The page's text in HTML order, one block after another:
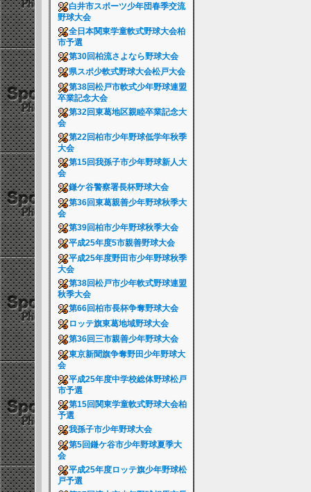
白井市スポーツ少年団春季交流
野球大会
全日本関東学童軟式野球大会柏
市予選
第30回柏流さよなら野球大会
県スポ少軟式野球大会松戸大会
第38回松戸市軟式少年野球連盟
卒業記念大会
第32回東葛地区親睦卒業記念大
会
第22回柏市少年野球低学年秋季
大会
第15回我孫子市少年野球新人大
会
鎌ケ谷警察署長杯野球大会
第36回東葛親善少年野球秋季大
会
第39回柏市少年野球秋季大会
平成25年度5市親善野球大会
平成25年度野田市少年野球秋季
大会
第38回松戸市少年軟式野球連盟
秋季大会
第66回柏市長杯争奪野球大会
ロッテ旗東葛地域野球大会
第36回三市親善少年野球大会
東京新聞旗争奪野田少年野球大
会
平成25年度中学校総体野球松戸
市予選
第15回関東学童軟式野球大会柏
予選
我孫子市少年野球大会
第5回鎌ケ谷市少年野球夏季大
会
平成25年度ロッテ旗少年野球松
戸予選